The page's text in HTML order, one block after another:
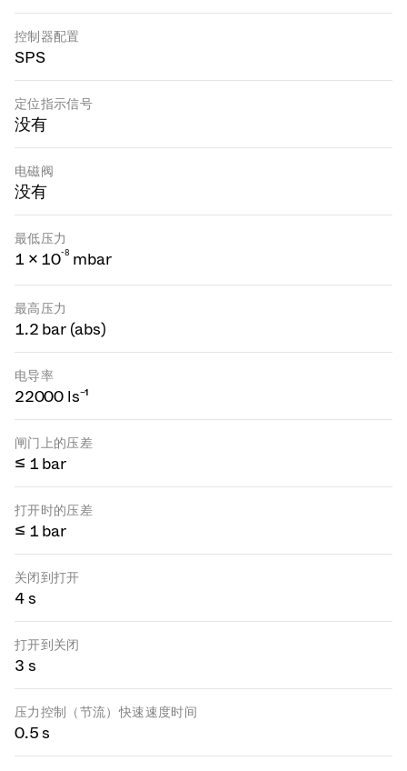
控制器配置
SPS
定位指示信号
没有
电磁阀
没有
最低压力
1 × 10-8 mbar
最高压力
1.2 bar (abs)
电导率
22000 ls⁻¹
闸门上的压差
≤ 1 bar
打开时的压差
≤ 1 bar
关闭到打开
4 s
打开到关闭
3 s
压力控制（节流）快速速度时间
0.5 s